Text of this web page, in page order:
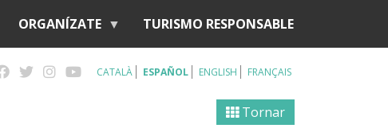
ORGANÍZATE TURISMO RESPONSABLE
CATALÀ ESPAÑOL ENGLISH FRANÇAIS
Tornar